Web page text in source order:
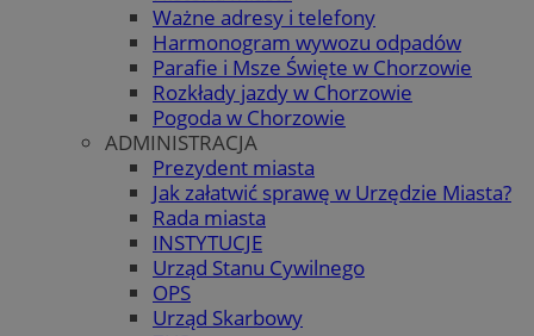
Ważne adresy i telefony
Harmonogram wywozu odpadów
Parafie i Msze Święte w Chorzowie
Rozkłady jazdy w Chorzowie
Pogoda w Chorzowie
ADMINISTRACJA
Prezydent miasta
Jak załatwić sprawę w Urzędzie Miasta?
Rada miasta
INSTYTUCJE
Urząd Stanu Cywilnego
OPS
Urząd Skarbowy